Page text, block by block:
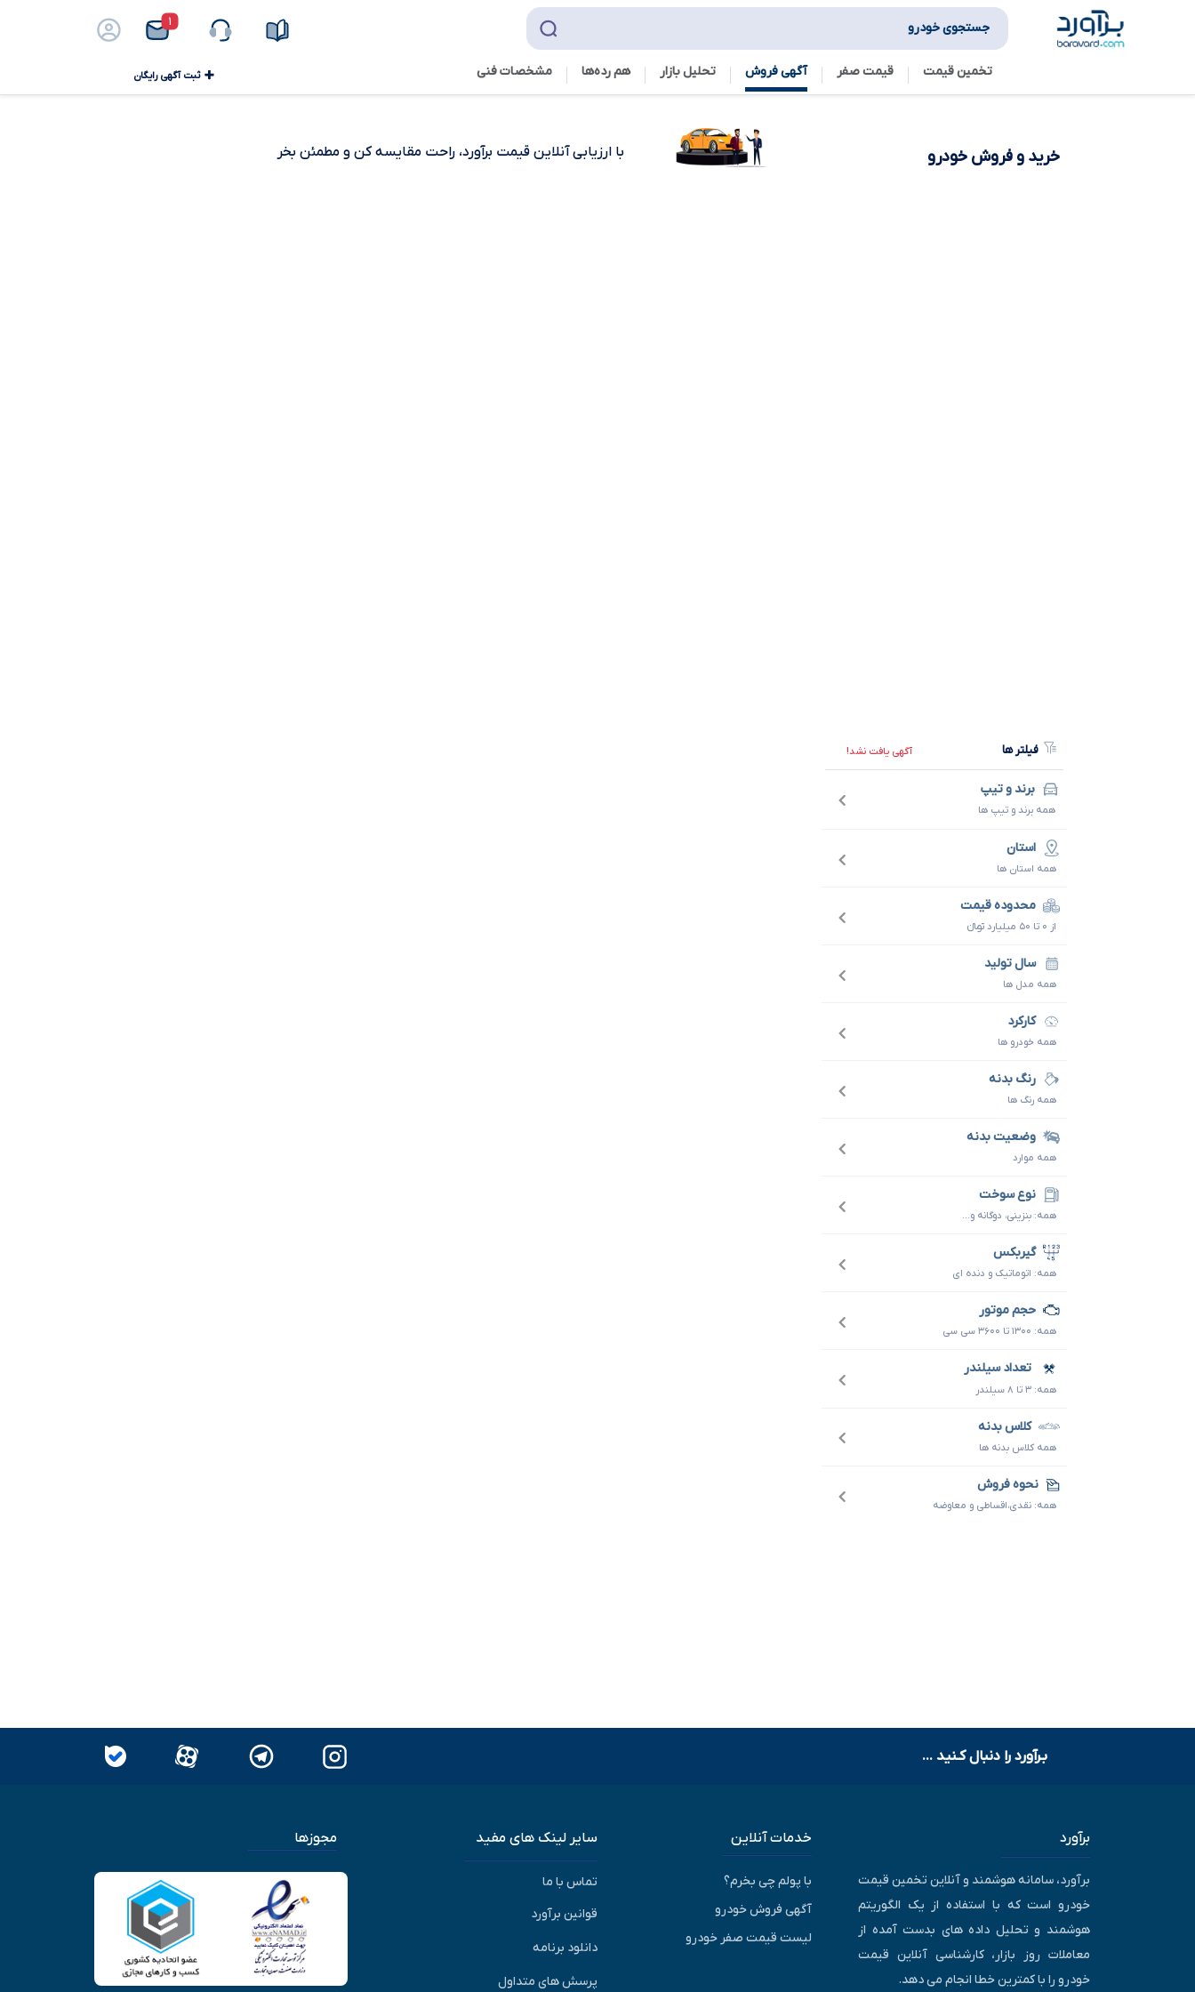
۱ جستجوی خودرو
تخمین قیمت قیمت صفر آگهی فروش تحلیل بازار هم رده‌ها‌ مشخصات فنی ثبت آگهی رایگان
خرید و فروش خودرو با ارزیابی آنلاین قیمت برآورد، راحت مقایسه کن و مطمئن بخر
فیلتر ها آگهی یافت نشد!
برند و تیپ
همه برند و تیپ ها
استان
همه استان ها
محدوده قیمت
از ۰ تا ۵۰ میلیارد تومانءءء
سال تولید
همه مدل ها
کارکرد
همه خودرو ها
رنگ بدنه
همه رنگ ها
وضعیت بدنه
همه موارد
نوع سوخت
همه: بنزینی، دوگانه و...
گیربکس
همه: اتوماتیک و دنده ای
حجم موتور
همه: ۱۳۰۰ تا ۳۶۰۰ سی سی
تعداد سیلندر
همه: ۳ تا ۸ سیلندر
کلاس بدنه
همه کلاس بدنه ها
نحوه فروش
همه: نقدی،اقساطی و معاوضه
بـرآورد را دنبال کـنید ...
برآورد
برآورد، سامانه هوشمند و آنلاین تخمین قیمت
خودرو است که با استفاده از یک الگوریتم
هوشمند و تحلیل داده های بدست آمده از
معاملات روز بازار، کارشناسی آنلاین قیمت
خودرو را با کمترین خطا انجام می دهد.
خدمات آنلاین
با پولم چی بخرم؟
آگهی فروش خودرو
لیست قیمت صفر خودرو
سایر لینک های مفید
تماس با ما
قوانین برآورد
دانلود برنامه
پرسش های متداول
مجوزها